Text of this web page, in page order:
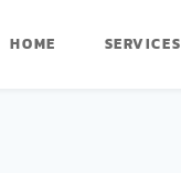
HOME SERVICES